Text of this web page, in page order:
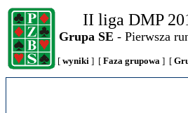
II liga DMP
Grupa SE - Pierwsza
[ wyniki ] [ Faza grupowa ] [